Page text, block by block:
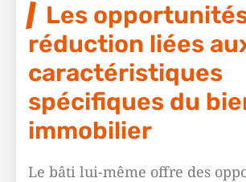
Les
réduction liées
caractéristiques
spécifiques du
immobilier
Le bâti lui-même offre des